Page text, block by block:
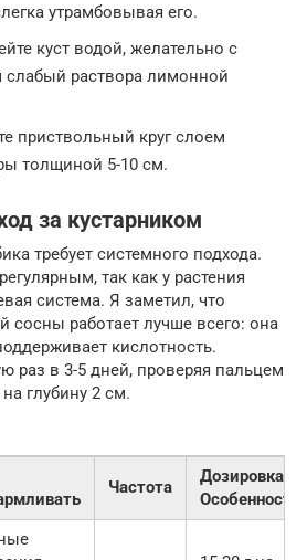
утрамбовывая его.
куст водой, желательно с
слабый раствора лимонной
приствольный круг слоем
толщиной 5-10 см.
за кустарником
требует системного подхода.
так как у растения
система. Я заметил, что
сосны работает лучше всего: она
кислотность.
раз в 3-5 дней, проверяя пальцем
глубину 2 см.
Частота
Дозировка/
Особенности